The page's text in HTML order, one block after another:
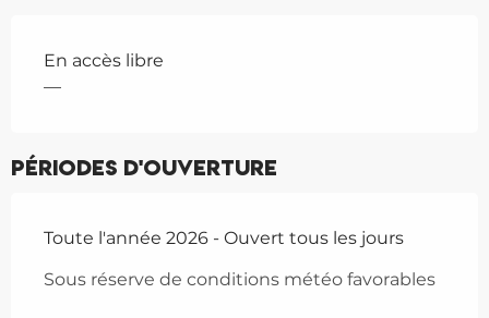
En accès libre
—
Périodes d'ouverture
Toute l'année 2026 - Ouvert tous les jours
Sous réserve de conditions météo favorables